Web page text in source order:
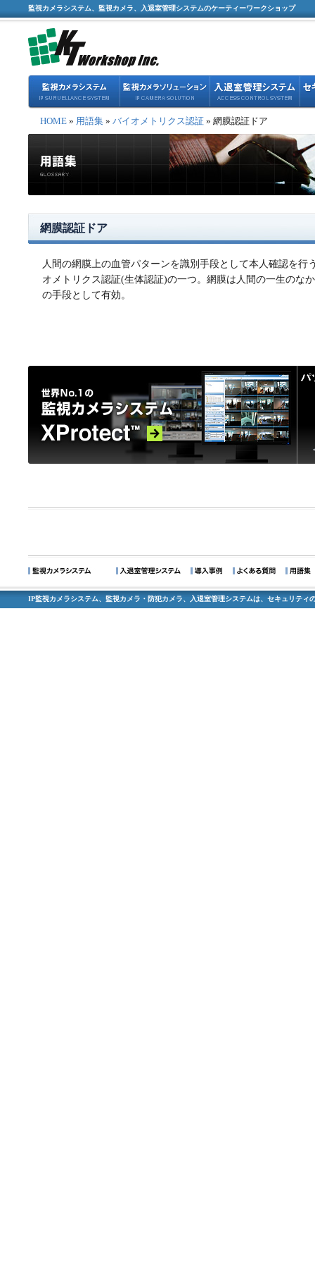
監視カメラシステム、監視カメラ、入退室管理システムのケーティーワークショップ
HOME » 用語集 » バイオメトリクス認証 » 網膜認証ドア
網膜認証ドア
人間の網膜上の血管パターンを識別手段として本人確認を行
オメトリクス認証(生体認証)の一つ。網膜は人間の一生のな
の手段として有効。
IP監視カメラシステム、監視カメラ・防犯カメラ、入退室管理システムは、セキュリティ